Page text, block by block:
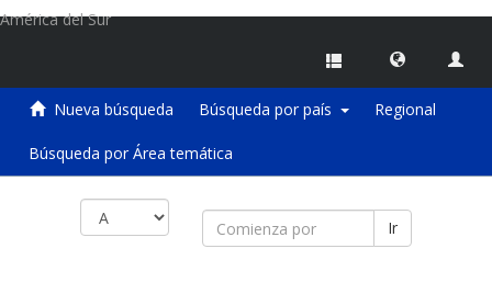
América del Sur
Nueva búsqueda Búsqueda por país Regional
Búsqueda por Área temática
Ir